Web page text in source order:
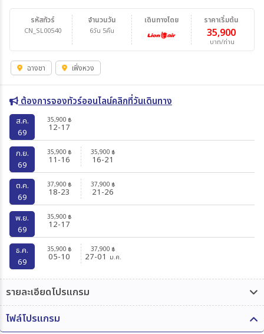
รหัสทัวร์
CN_SL00540
จำนวนวัน
6วัน 5คืน
ราคาเริ่มต้น
35,900
บาท/ท่าน
เดินทางโดย
ฉางชา เฟิ่งหวง
ต้องการจองทัวร์ออนไลน์คลิกที่วันเดินทาง
ส.ค.
69
35,900 ฿
12-17
ก.ย.
69
35,900 ฿
11-16
35,900 ฿
16-21
ต.ค.
69
37,900 ฿
18-23
37,900 ฿
21-26
พ.ย.
69
35,900 ฿
12-17
ธ.ค.
69
35,900 ฿
05-10
37,900 ฿
27-01 ม.ค.
รายละเอียดโปรแกรม
ไฟล์โปรแกรม